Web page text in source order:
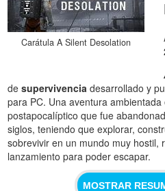
Carátula A Silent Desolation
desupervivencia desarrollado y
para PC. Una aventura
postapocalíptico que fue
siglos, teniendo que explorar,
sobrevivir en un mundo muy hostil,
lanzamiento para poder escapar.
MOSTRAR